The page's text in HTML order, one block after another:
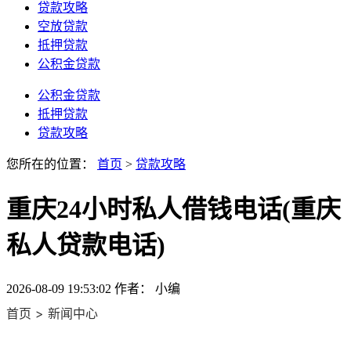
贷款攻略
空放贷款
抵押贷款
公积金贷款
公积金贷款
抵押贷款
贷款攻略
您所在的位置： 首页 > 贷款攻略
重庆24小时私人借钱电话(重庆
私人贷款电话)
2026-08-09 19:53:02 作者： 小编
首页 > 新闻中心